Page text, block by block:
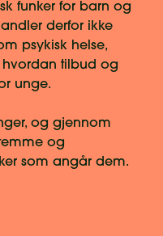
funker for barn og
derfor ikke
psykisk helse,
tilbud og
unge.
og gjennom
og
som angår dem.